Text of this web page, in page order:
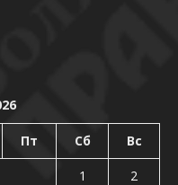
Пт Сб Вс
1
2